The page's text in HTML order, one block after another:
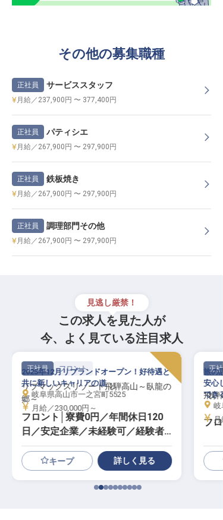
その他の募集職種
正社員 サービススタッフ
月給／237,900円 〜 377,400円
正社員 パティシエ
月給／267,900円 〜 297,900円
正社員 鉄板焼き
月給／267,900円 〜 297,900円
正社員 調理部門その他
月給／267,900円 〜 297,900円
見逃し厳禁！
この求人を見た人が
今、よく見ている注目求人
正社員 フロント
リブマックスリゾート飛騨高山～臥龍の
郷～
フロント│寮費0円／年間休日120
日／安定企業／未経験可／経験者
歓迎
2025年12月リブランドオープン！好待遇と
共に新しいキャリアの道
岐阜県高山市一之宮町5525
月給／230,000円～
キープ 詳しく見る
正社
飛騨
フロ
旅の
安心
でき
岐